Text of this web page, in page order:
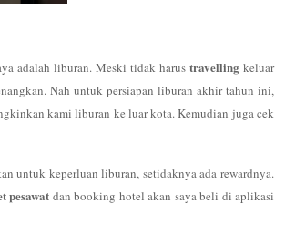
adalah liburan. Meski tidak harus travellingkeluar
Nah untuk persiapan liburan akhir tahun ini,
kami liburan ke luar kota. Kemudian juga cek
untuk keperluan liburan, setidaknya ada rewardnya.
pesawat dan booking hotel akan saya beli di aplikasi